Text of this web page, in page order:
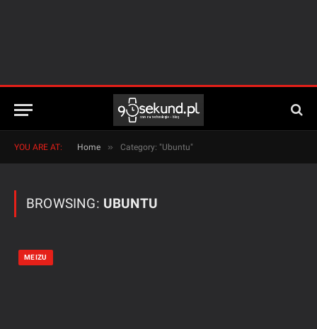
YOU ARE AT: Home » Category: "Ubuntu"
BROWSING: UBUNTU
MEIZU